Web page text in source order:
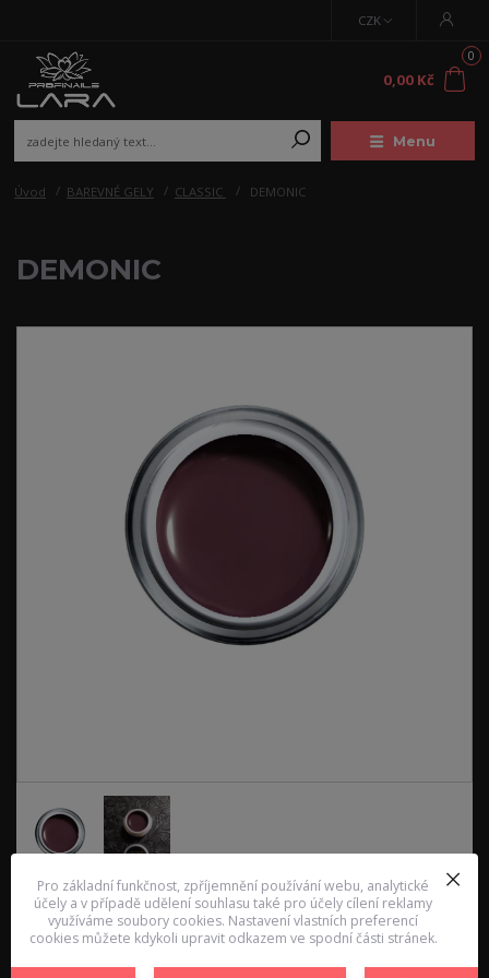
Menu
CZK
0
0,00 Kč
Úvod BAREVNÉ GELY CLASSIC DEMONIC
DEMONIC
EXCLUSIVE LINE
- nádherná neonová barvička středně husté konzistence, - výborně se
Pro základní funkčnost, zpříjemnění používání webu, analytické
účely a v případě udělení souhlasu také pro účely cílení reklamy
využíváme soubory cookies. Nastavení vlastních preferencí
cookies můžete kdykoli upravit odkazem ve spodní části stránek.